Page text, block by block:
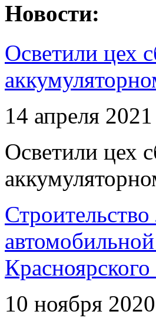
Новости:
Осветили цех
14 апреля 2021
Осветили цех
Красноярского
10 ноября 2020